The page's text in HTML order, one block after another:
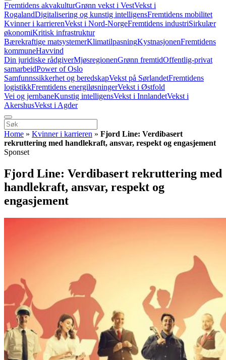
Fremtidens akvakulturGrønn vekst i VestVekst i
RogalandDigitalisering og kunstig intelligensFremtidens mobilitet
Kvinner i karrierenVekst i Nord-NorgeFremtidens industriSirkulær
økonomiKritisk infrastruktur
Bærekraftige matsystemerKlimatilpasningKystnasjonenFremtidens
kommuneHavvind
Din juridiske rådgiverMjøsregionenGrønn fremtidOffentlig-privat
samarbeidPower of Oslo
Samfunnssikkerhet og beredskapVekst på SørlandetFremtidens
logistikkFremtidens energiløsningerVekst i Østfold
Vei og jernbaneKunstig intelligensVekst i InnlandetVekst i
AkershusVekst i Agder
Home » Kvinner i karrieren » Fjord Line: Verdibasert
rekruttering med handlekraft, ansvar, respekt og engasjement
Sponset
Fjord Line: Verdibasert rekruttering med
handlekraft, ansvar, respekt og
engasjement